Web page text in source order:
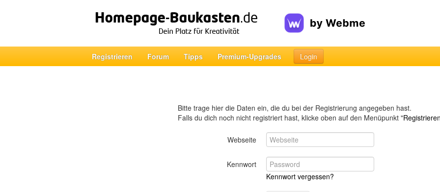
Registrieren Forum Tipps Premium-Upgrades Login
Bitte trage hier die Daten ein, die du bei der Registrierung angegeben hast.
Falls du dich noch nicht registriert hast, klicke oben auf den Menüpunkt "
Webseite
Kennwort
Kennwort vergessen?